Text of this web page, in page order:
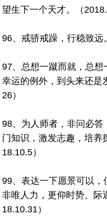
望生下一个天才。（
96、戒骄戒躁，行稳致远
97、总想一蹴而就，总
幸运的例外，到头来还是
26）
98、为人师者，非问必答
门知识，激发志趣，培养
18.10.5）
99、表达一下愿景可以
非唯人力，更仰时势、际
18.10.31）